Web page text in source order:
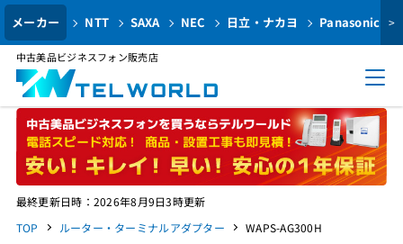
メーカー NTT SAXA NEC 日立・ナカヨ Panasonic >
中古美品ビジネスフォン販売店
最終更新日時：2026年8月9日3時更新
TOP
ルーター・ターミナルアダプター WAPS-AG300H